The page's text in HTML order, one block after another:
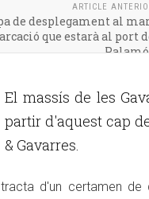
ARTICLE
de desplegament al
que estarà al port
El massís de les
partir d'aquest cap
& Gavarres.
d'un certamen de